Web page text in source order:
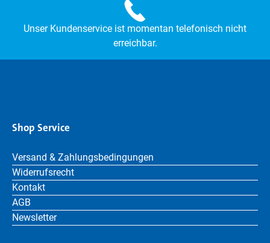
Unser Kundenservice ist momentan telefonisch nicht
erreichbar.
Shop Service
Versand & Zahlungsbedingungen
Widerrufsrecht
Kontakt
AGB
Newsletter